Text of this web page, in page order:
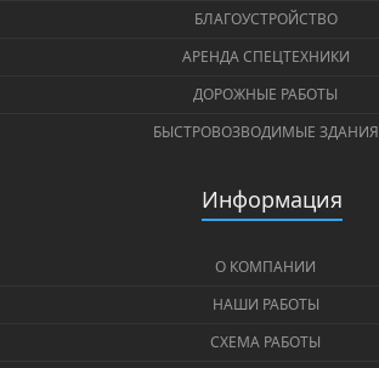
БЛАГОУСТРОЙСТВО
АРЕНДА СПЕЦТЕХНИКИ
ДОРОЖНЫЕ РАБОТЫ
БЫСТРОВОЗВОДИМЫЕ ЗДАНИЯ
Информация
О КОМПАНИИ
НАШИ РАБОТЫ
СХЕМА РАБОТЫ